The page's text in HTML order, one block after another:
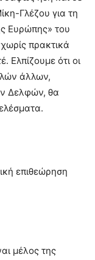
Γλέζου για τη
Ευρώπης» του
πρακτικά
Ελπίζουμε ότι οι
άλλων,
Δελφών, θα
επιθεώρηση
μέλος της